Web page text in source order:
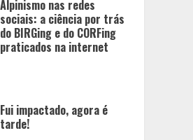
Fui impactado, agora é
tarde!
Vice-Almirante Gustavo
Garriga comanda o maior e